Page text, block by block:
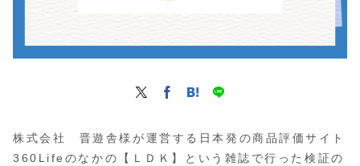
株式会社 晋遊舎様が運営する日本発の商品評価サイト
360Lifeのなかの【ＬＤＫ】という雑誌で行った検証の